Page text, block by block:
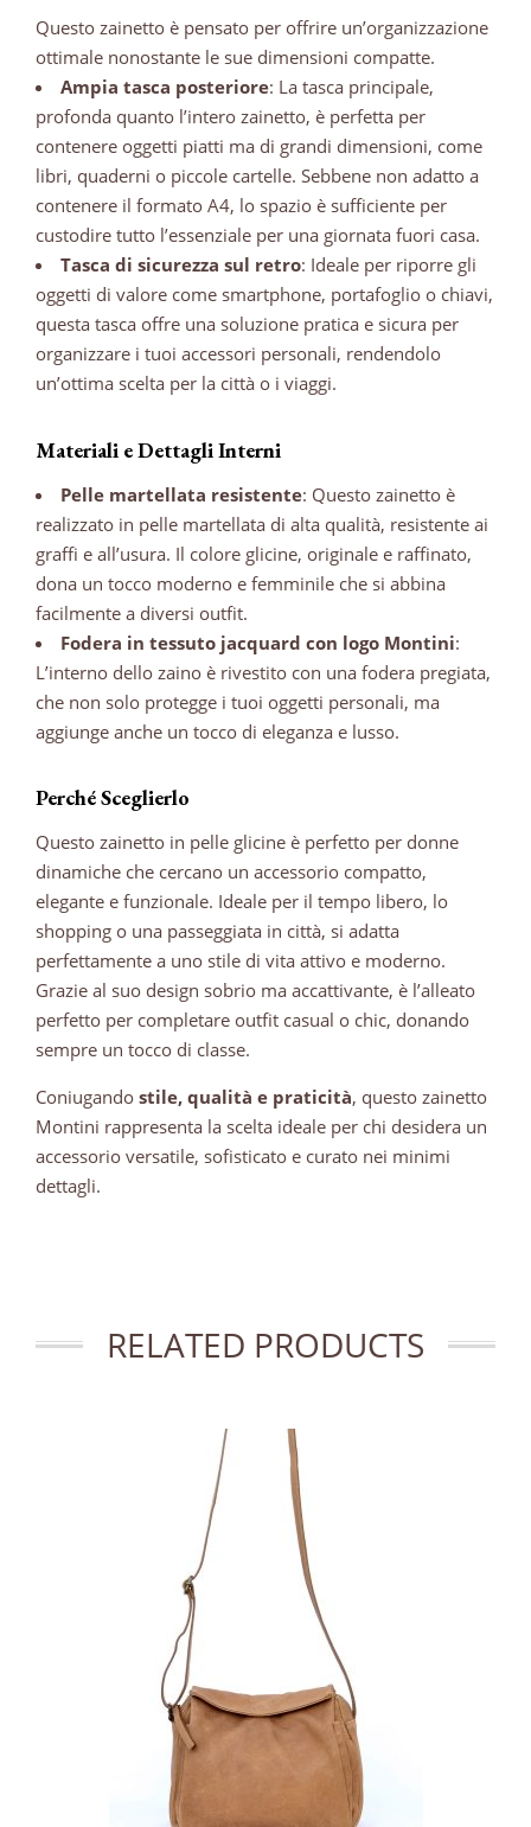
Questo zainetto è pensato per offrire un’organizzazione
ottimale nonostante le sue dimensioni compatte.
Ampia tasca posteriore: La tasca principale,
profonda quanto l’intero zainetto, è perfetta per
contenere oggetti piatti ma di grandi dimensioni, come
libri, quaderni o piccole cartelle. Sebbene non adatto a
contenere il formato A4, lo spazio è sufficiente per
custodire tutto l’essenziale per una giornata fuori casa.
Tasca di sicurezza sul retro: Ideale per riporre gli
oggetti di valore come smartphone, portafoglio o chiavi,
questa tasca offre una soluzione pratica e sicura per
organizzare i tuoi accessori personali, rendendolo
un’ottima scelta per la città o i viaggi.
Materiali e Dettagli Interni
Pelle martellata resistente: Questo zainetto è
realizzato in pelle martellata di alta qualità, resistente ai
graffi e all’usura. Il colore glicine, originale e raffinato,
dona un tocco moderno e femminile che si abbina
facilmente a diversi outfit.
Fodera in tessuto jacquard con logo Montini:
L’interno dello zaino è rivestito con una fodera pregiata,
che non solo protegge i tuoi oggetti personali, ma
aggiunge anche un tocco di eleganza e lusso.
Perché Sceglierlo
Questo zainetto in pelle glicine è perfetto per donne
dinamiche che cercano un accessorio compatto,
elegante e funzionale. Ideale per il tempo libero, lo
shopping o una passeggiata in città, si adatta
perfettamente a uno stile di vita attivo e moderno.
Grazie al suo design sobrio ma accattivante, è l’alleato
perfetto per completare outfit casual o chic, donando
sempre un tocco di classe.
Coniugando stile, qualità e praticità, questo zainetto
Montini rappresenta la scelta ideale per chi desidera un
accessorio versatile, sofisticato e curato nei minimi
dettagli.
RELATED PRODUCTS